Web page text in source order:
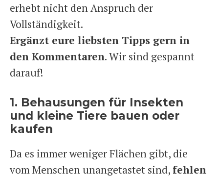
erhebt nicht den Anspruch der
Vollständigkeit.
Ergänzt eure liebsten Tipps gern in
den Kommentaren. Wir sind gespannt
darauf!
1. Behausungen für Insekten
und kleine Tiere bauen oder
kaufen
Da es immer weniger Flächen gibt, die
vom Menschen unangetastet sind, fehlen